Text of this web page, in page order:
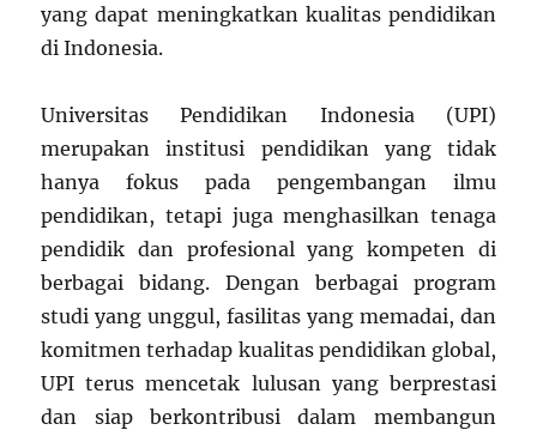
yang dapat meningkatkan kualitas pendidikan
di Indonesia.
Universitas Pendidikan Indonesia (UPI)
merupakan institusi pendidikan yang tidak
hanya fokus pada pengembangan ilmu
pendidikan, tetapi juga menghasilkan tenaga
pendidik dan profesional yang kompeten di
berbagai bidang. Dengan berbagai program
studi yang unggul, fasilitas yang memadai, dan
komitmen terhadap kualitas pendidikan global,
UPI terus mencetak lulusan yang berprestasi
dan siap berkontribusi dalam membangun